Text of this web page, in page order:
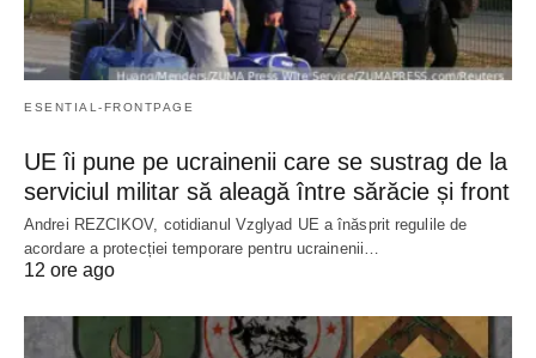
ESENTIAL-FRONTPAGE
UE îi pune pe ucrainenii care se sustrag de la
serviciul militar să aleagă între sărăcie și front
Andrei REZCIKOV, cotidianul Vzglyad UE a înăsprit regulile de
acordare a protecției temporare pentru ucrainenii…
12 ore ago